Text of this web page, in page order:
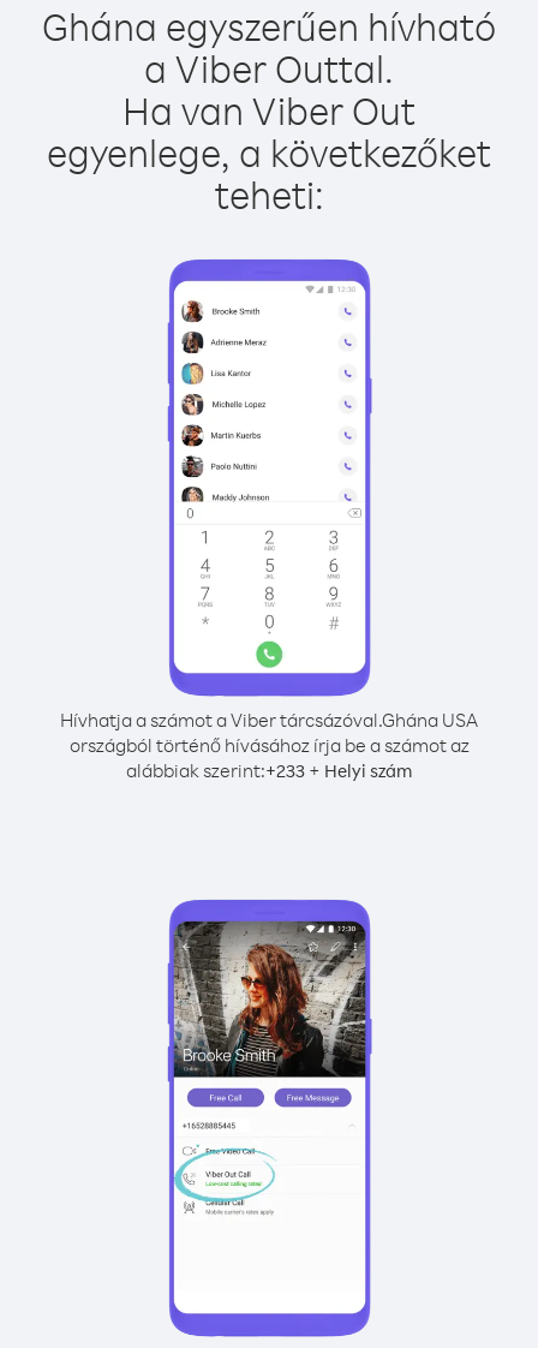
Ghána egyszerűen hívható
a Viber Outtal.
Ha van Viber Out
egyenlege, a következőket
teheti:
Hívhatja a számot a Viber tárcsázóval.Ghána USA
országból történő hívásához írja be a számot az
alábbiak szerint:+233 + Helyi szám